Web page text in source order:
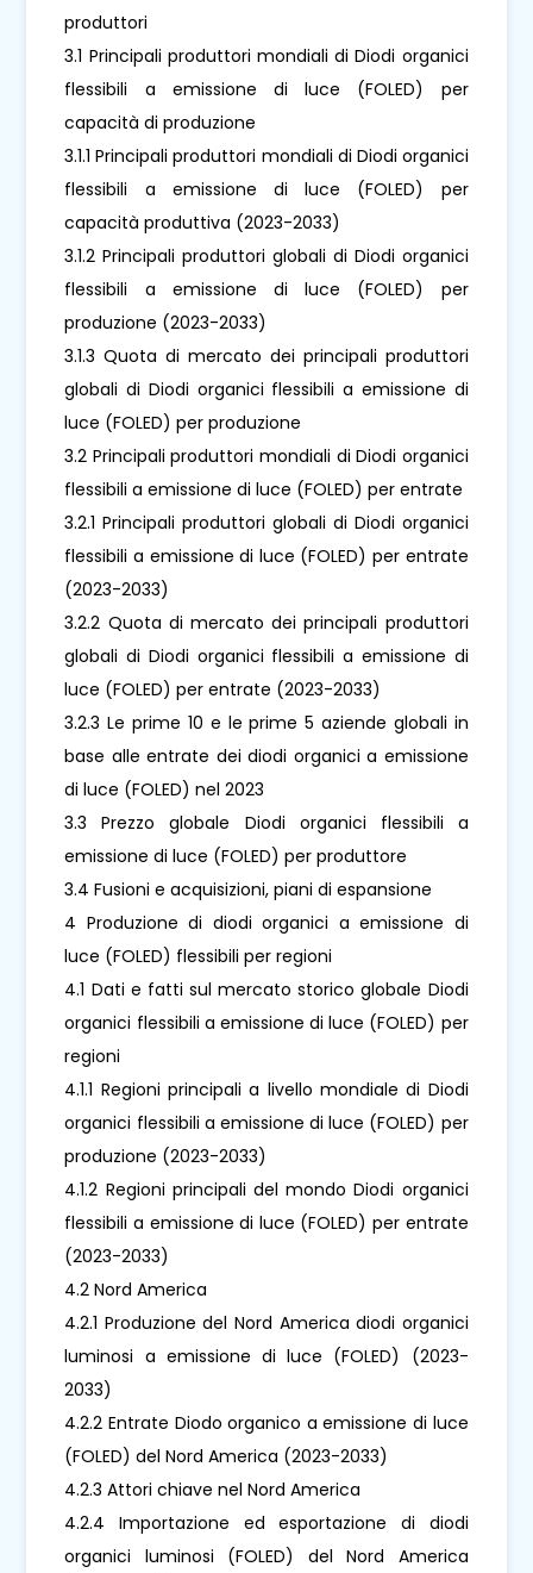
produttori
3.1 Principali produttori mondiali di Diodi organici
flessibili a emissione di luce (FOLED) per
capacità di produzione
3.1.1 Principali produttori mondiali di Diodi organici
flessibili a emissione di luce (FOLED) per
capacità produttiva (2023-2033)
3.1.2 Principali produttori globali di Diodi organici
flessibili a emissione di luce (FOLED) per
produzione (2023-2033)
3.1.3 Quota di mercato dei principali produttori
globali di Diodi organici flessibili a emissione di
luce (FOLED) per produzione
3.2 Principali produttori mondiali di Diodi organici
flessibili a emissione di luce (FOLED) per entrate
3.2.1 Principali produttori globali di Diodi organici
flessibili a emissione di luce (FOLED) per entrate
(2023-2033)
3.2.2 Quota di mercato dei principali produttori
globali di Diodi organici flessibili a emissione di
luce (FOLED) per entrate (2023-2033)
3.2.3 Le prime 10 e le prime 5 aziende globali in
base alle entrate dei diodi organici a emissione
di luce (FOLED) nel 2023
3.3 Prezzo globale Diodi organici flessibili a
emissione di luce (FOLED) per produttore
3.4 Fusioni e acquisizioni, piani di espansione
4 Produzione di diodi organici a emissione di
luce (FOLED) flessibili per regioni
4.1 Dati e fatti sul mercato storico globale Diodi
organici flessibili a emissione di luce (FOLED) per
regioni
4.1.1 Regioni principali a livello mondiale di Diodi
organici flessibili a emissione di luce (FOLED) per
produzione (2023-2033)
4.1.2 Regioni principali del mondo Diodi organici
flessibili a emissione di luce (FOLED) per entrate
(2023-2033)
4.2 Nord America
4.2.1 Produzione del Nord America diodi organici
luminosi a emissione di luce (FOLED) (2023-
2033)
4.2.2 Entrate Diodo organico a emissione di luce
(FOLED) del Nord America (2023-2033)
4.2.3 Attori chiave nel Nord America
4.2.4 Importazione ed esportazione di diodi
organici luminosi (FOLED) del Nord America